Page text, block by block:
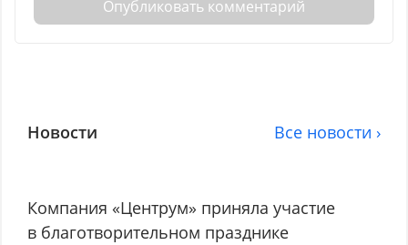
Опубликовать комментарий
Новости Все новости ›
Компания «Центрум» приняла участие
в благотворительном празднике